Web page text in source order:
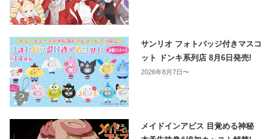
サンリオ フォトバッジ付きマスコ
ット ドンキ系列店 8月6日発売!
2026年8月7日〜
メイドインアビス 目覚める神秘